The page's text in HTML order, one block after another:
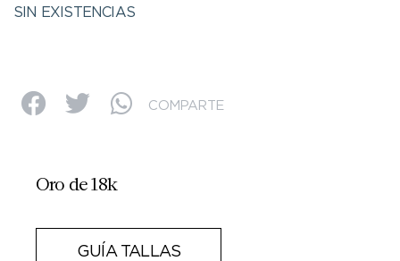
SIN EXISTENCIAS
COMPARTE
Oro de 18k
GUÍA TALLAS